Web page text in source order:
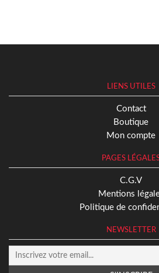
LIENS UTILES
Contact
Boutique
Mon compte
PAGES
C.G.V
Mentions
Politique de
NEWSLETTER